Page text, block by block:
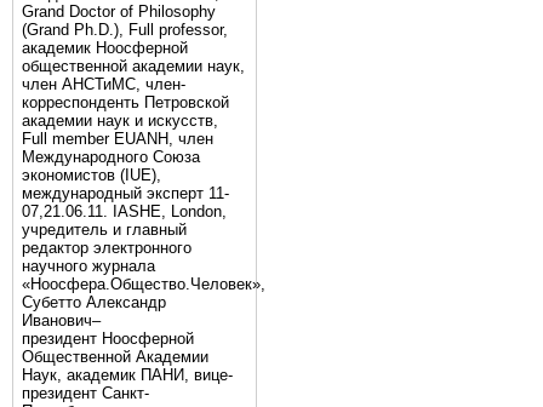
Grand Doctor of Philosophy
(Grand Ph.D.), Full professor,
академик Ноосферной
общественной академии наук,
член АНСТиМС, член-
корреспонденть Петровской
академии наук и искусств,
Full member EUANH, член
Международного Союза
экономистов (IUE),
международный эксперт 11-
07,21.06.11. IASHE, London,
учредитель и главный
редактор электронного
научного журнала
«Ноосфера.Общество.Человек»,
Субетто Александр
Иванович–
президент Ноосферной
Общественной Академии
Наук, академик ПАНИ, вице-
президент Санкт-